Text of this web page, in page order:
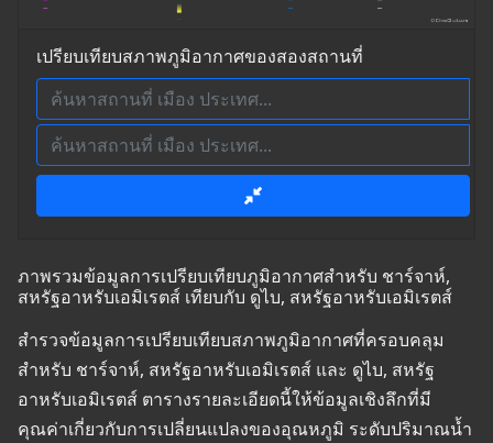
เปรียบเทียบสภาพภูมิอากาศของสองสถานที่
ภาพรวมข้อมูลการเปรียบเทียบภูมิอากาศสำหรับ ชาร์จาห์,
สหรัฐอาหรับเอมิเรตส์ เทียบกับ ดูไบ, สหรัฐอาหรับเอมิเรตส์
สำรวจข้อมูลการเปรียบเทียบสภาพภูมิอากาศที่ครอบคลุม
สำหรับ ชาร์จาห์, สหรัฐอาหรับเอมิเรตส์ และ ดูไบ, สหรัฐ
อาหรับเอมิเรตส์ ตารางรายละเอียดนี้ให้ข้อมูลเชิงลึกที่มี
คุณค่าเกี่ยวกับการเปลี่ยนแปลงของอุณหภูมิ ระดับปริมาณน้ำ